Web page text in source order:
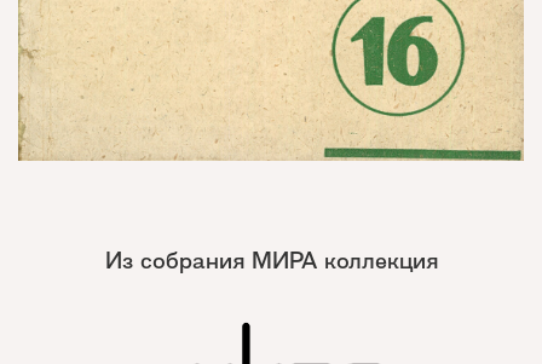
Из собрания МИРА коллекция